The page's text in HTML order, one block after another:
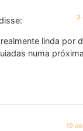
3
linda por
numa
19